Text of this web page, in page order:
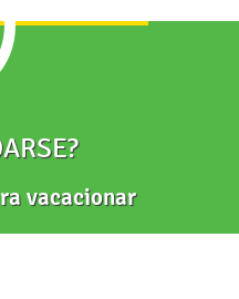
vacacionar